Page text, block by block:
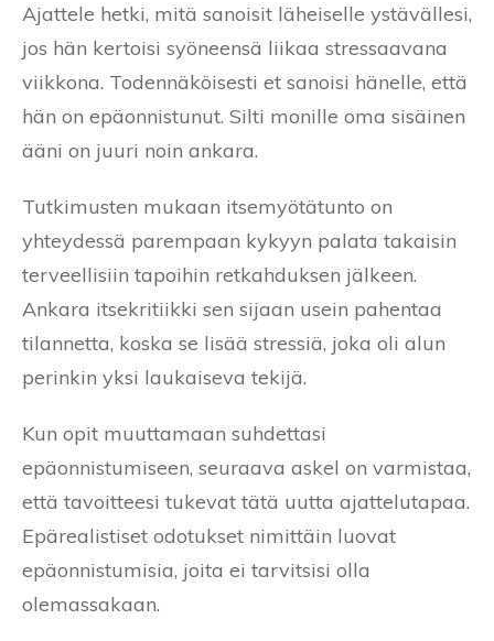
Ajattele hetki, mitä sanoisit läheiselle ystävällesi,
jos hän kertoisi syöneensä liikaa stressaavana
viikkona. Todennäköisesti et sanoisi hänelle, että
hän on epäonnistunut. Silti monille oma sisäinen
ääni on juuri noin ankara.
Tutkimusten mukaan itsemyötätunto on
yhteydessä parempaan kykyyn palata takaisin
terveellisiin tapoihin retkahduksen jälkeen.
Ankara itsekritiikki sen sijaan usein pahentaa
tilannetta, koska se lisää stressiä, joka oli alun
perinkin yksi laukaiseva tekijä.
Kun opit muuttamaan suhdettasi
epäonnistumiseen, seuraava askel on varmistaa,
että tavoitteesi tukevat tätä uutta ajattelutapaa.
Epärealistiset odotukset nimittäin luovat
epäonnistumisia, joita ei tarvitsisi olla
olemassakaan.